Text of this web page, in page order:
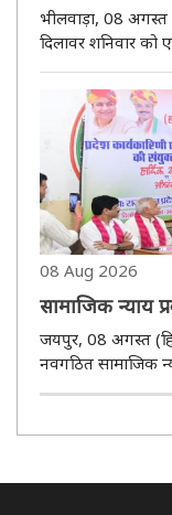
पंचायत चुनाव में
भीलवाड़ा, 08 अगस्त
दिलावर शनिवार को
उन्होंने धार्मिक
पौधारोपण
08 Aug 2026
सामाजिक न्याय
जिलाध्यक्षों की
जयपुर, 08 अगस्त
नवगठित सामाजिक
कार्यकारिणी और
के ..